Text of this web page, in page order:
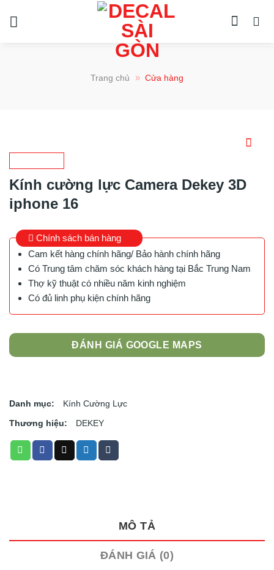
Trang chủ » Cửa hàng
Kính cường lực Camera Dekey 3D
iphone 16
Chính sách bán hàng
Cam kết hàng chính hãng/ Bảo hành chính hãng
Có Trung tâm chăm sóc khách hàng tại Bắc Trung Nam
Thợ kỹ thuật có nhiều năm kinh nghiệm
Có đủ linh phụ kiện chính hãng
ĐÁNH GIÁ GOOGLE MAPS
Danh mục:
Kính Cường Lực
Thương hiệu:
DEKEY
MÔ TẢ
ĐÁNH GIÁ (0)